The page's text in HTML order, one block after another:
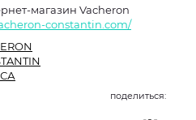
магазин Vacheron
constantin.com/
поделиться: